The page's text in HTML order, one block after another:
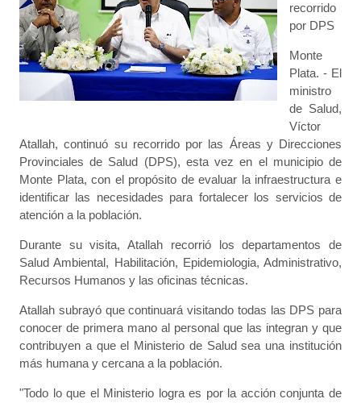
recorrido
por DPS
Monte
Plata. - El
ministro
de Salud,
Víctor
Atallah, continuó su recorrido por las Áreas y Direcciones
Provinciales de Salud (DPS), esta vez en el municipio de
Monte Plata, con el propósito de evaluar la infraestructura e
identificar las necesidades para fortalecer los servicios de
atención a la población.
Durante su visita, Atallah recorrió los departamentos de
Salud Ambiental, Habilitación, Epidemiologia, Administrativo,
Recursos Humanos y las oficinas técnicas.
Atallah subrayó que continuará visitando todas las DPS para
conocer de primera mano al personal que las integran y que
contribuyen a que el Ministerio de Salud sea una institución
más humana y cercana a la población.
"Todo lo que el Ministerio logra es por la acción conjunta de